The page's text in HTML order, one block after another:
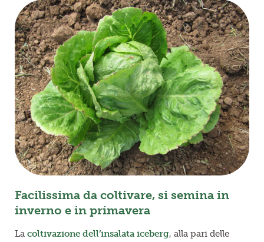
Facilissima da coltivare, si semina in
inverno e in primavera
La coltivazione dell’insalata iceberg, alla pari delle